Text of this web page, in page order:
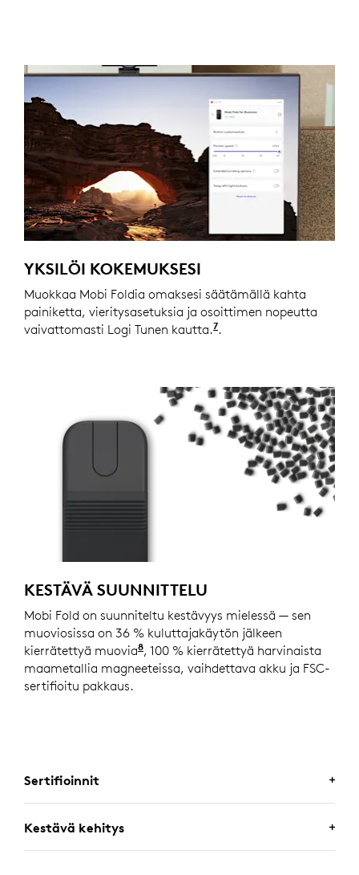
YKSILÖI KOKEMUKSESI
Muokkaa Mobi Foldia omaksesi säätämällä kahta
painiketta, vieritysasetuksia ja osoittimen nopeutta
vaivattomasti Logi Tunen kautta.7Saatavilla
.
KESTÄVÄ SUUNNITTELU
Mobi Fold on suunniteltu kestävyys mielessä — sen
muoviosissa on 36 % kuluttajakäytön jälkeen
kierrätettyä muovia8Ei koske painopiirilevyn, johdon,
, 100 % kierrätettyä harvinaista
maametallia magneeteissa, vaihdettava akku ja FSC-
sertifioitu pakkaus.
Sertifioinnit
Kestävä kehitys